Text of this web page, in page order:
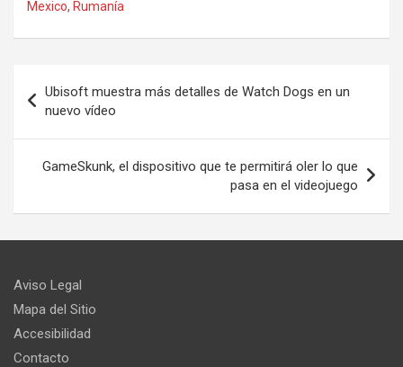
Mexico, Rumanía
de
entradas
Ubisoft muestra más detalles de Watch Dogs en un
nuevo vídeo
GameSkunk, el dispositivo que te permitirá oler lo que
pasa en el videojuego
Aviso Legal
Mapa del Sitio
Accesibilidad
Contacto